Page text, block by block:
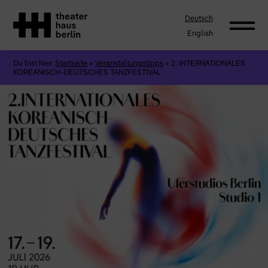
Deutsch
English
Du bist hier: Startseite »Veranstaltungstipps » 2. INTERNATIONALES
KOREANISCH-DEUTSCHES TANZFESTIVAL